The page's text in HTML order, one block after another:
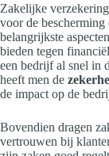
Zakelijke
voor de
belangrijkste
bieden tegen
een bedrijf al snel in
heeft men de
de impact op de
Bovendien dragen
vertrouwen bij